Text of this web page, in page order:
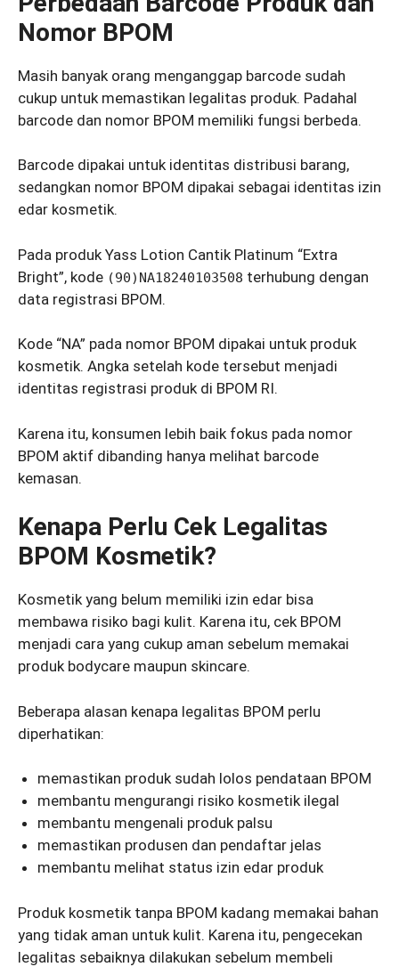
Nomor BPOM
Masih banyak orang menganggap barcode sudah
cukup untuk memastikan legalitas produk. Padahal
barcode dan nomor BPOM memiliki fungsi berbeda.
Barcode dipakai untuk identitas distribusi barang,
sedangkan nomor BPOM dipakai sebagai identitas izin
edar kosmetik.
Pada produk Yass Lotion Cantik Platinum “Extra
Bright”, kode (90)NA18240103508 terhubung dengan
data registrasi BPOM.
Kode “NA” pada nomor BPOM dipakai untuk produk
kosmetik. Angka setelah kode tersebut menjadi
identitas registrasi produk di BPOM RI.
Karena itu, konsumen lebih baik fokus pada nomor
BPOM aktif dibanding hanya melihat barcode
kemasan.
Kenapa Perlu Cek Legalitas
BPOM Kosmetik?
Kosmetik yang belum memiliki izin edar bisa
membawa risiko bagi kulit. Karena itu, cek BPOM
menjadi cara yang cukup aman sebelum memakai
produk bodycare maupun skincare.
Beberapa alasan kenapa legalitas BPOM perlu
diperhatikan:
memastikan produk sudah lolos pendataan BPOM
membantu mengurangi risiko kosmetik ilegal
membantu mengenali produk palsu
memastikan produsen dan pendaftar jelas
membantu melihat status izin edar produk
Produk kosmetik tanpa BPOM kadang memakai bahan
yang tidak aman untuk kulit. Karena itu, pengecekan
legalitas sebaiknya dilakukan sebelum membeli